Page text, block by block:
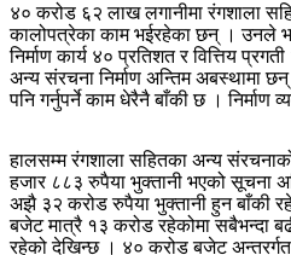
४० करोड ६२ लाख लगानीमा रंगशाला
कालोपत्रेका काम भईरहेका छन् । उनले
निर्माण कार्य ४० प्रतिशत र वित्तिय
अन्य संरचना निर्माण अन्तिम अबस्थामा
पनि गर्नुपर्ने काम धेरैनै बाँकी छ । निर्माण
हालसम्म रंगशाला सहितका अन्य
हजार ८८३ रुपैया भुक्तानी भएको सूचना
अझै ३२ करोड रुपैया भुक्तानी हुन बाँकी
बजेट मात्रै १३ करोड रहेकोमा सबैभन्दा
रहेको देखिन्छ । ४० करोड बजेट